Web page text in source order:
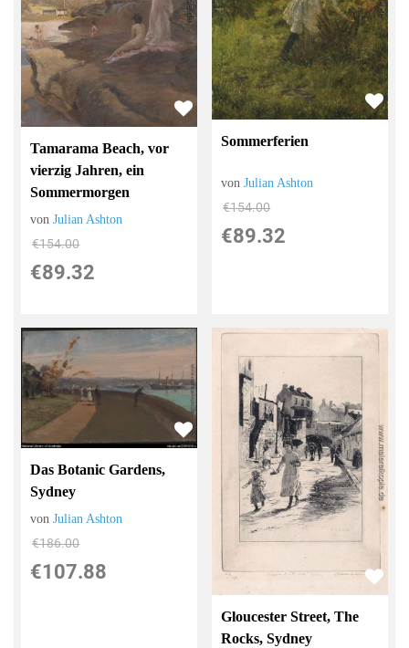
Tamarama Beach, vor
vierzig Jahren, ein
Sommermorgen
vonJulian Ashton
€154.00
€89.32
Sommerferien
vonJulian Ashton
€154.00
€89.32
Das Botanic Gardens,
Sydney
vonJulian Ashton
€186.00
€107.88
Gloucester Street, The
Rocks, Sydney